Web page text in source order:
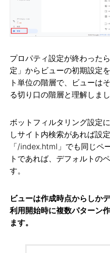
プロパティ設定が終わった
定」からビューの初期設定
ト単位の階層で、ビューは
る切り口の階層と理解しまし
ボットフィルタリング設定
しサイト内検索があれば設
「/index.html」でも同じペ
トであれば、デフォルトの
す。
ビューは作成時点からしか
利用開始時に複数パターン
ます。